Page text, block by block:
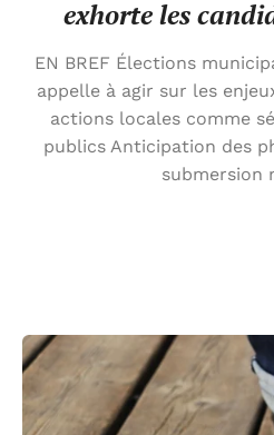
exhorte les
EN BREF Élections
appelle à agir sur les
actions locales comme
publics Anticipation des
submersion